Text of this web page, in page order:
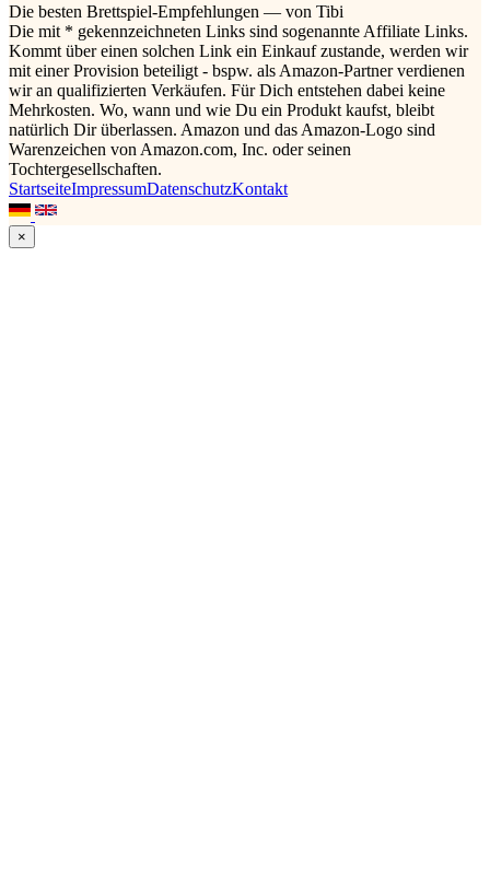
Die besten Brettspiel-Empfehlungen — von Tibi
Die mit * gekennzeichneten Links sind sogenannte Affiliate Links.
Kommt über einen solchen Link ein Einkauf zustande, werden wir
mit einer Provision beteiligt - bspw. als Amazon-Partner verdienen
wir an qualifizierten Verkäufen. Für Dich entstehen dabei keine
Mehrkosten. Wo, wann und wie Du ein Produkt kaufst, bleibt
natürlich Dir überlassen. Amazon und das Amazon-Logo sind
Warenzeichen von Amazon.com, Inc. oder seinen
Tochtergesellschaften.
StartseiteImpressumDatenschutzKontakt
×